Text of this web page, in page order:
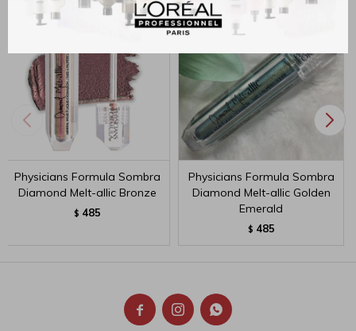
Physicians Formula Sombra
Diamond Melt-allic Bronze
$ 485
Physicians Formula Sombra
Diamond Melt-allic Golden
Emerald
$ 485
  